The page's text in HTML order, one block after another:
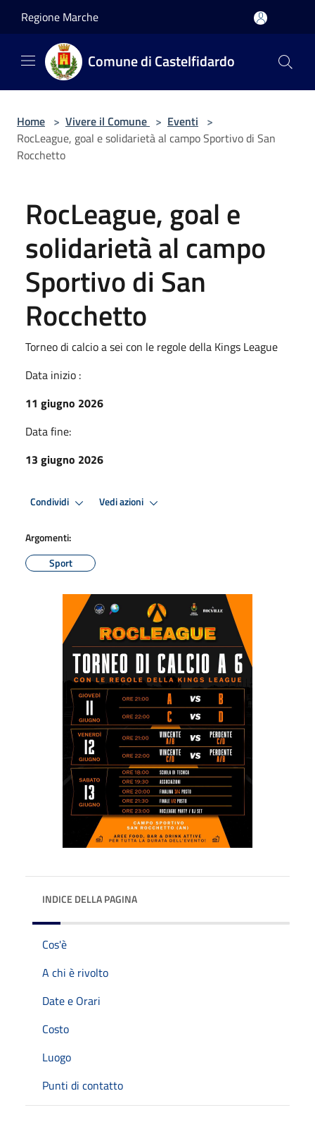
Regione Marche
Comune di Castelfidardo
Home > Vivere il Comune > Eventi >
RocLeague, goal e solidarietà al campo Sportivo di San
Rocchetto
RocLeague, goal e
solidarietà al campo
Sportivo di San
Rocchetto
Torneo di calcio a sei con le regole della Kings League
Data inizio :
11 giugno 2026
Data fine:
13 giugno 2026
Condividi Vedi azioni
Argomenti:
Sport
INDICE DELLA PAGINA
Cos'è
A chi è rivolto
Date e Orari
Costo
Luogo
Punti di contatto